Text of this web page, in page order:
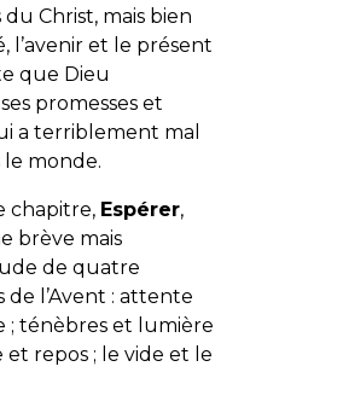
Christ, mais bien
l’avenir et le présent
que Dieu
promesses et
a terriblement mal
monde.
chapitre, Espérer,
brève mais
de quatre
l’Avent : attente
; ténèbres et lumière
et repos ; le vide et le